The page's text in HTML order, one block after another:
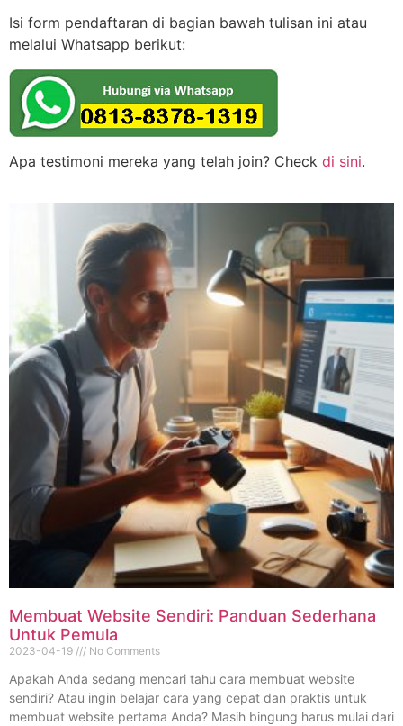
Isi form pendaftaran di bagian bawah tulisan ini atau
melalui Whatsapp berikut:
Apa testimoni mereka yang telah join? Check di sini.
Membuat Website Sendiri: Panduan Sederhana
Untuk Pemula
2023-04-19 No Comments
Apakah Anda sedang mencari tahu cara membuat website
sendiri? Atau ingin belajar cara yang cepat dan praktis untuk
membuat website pertama Anda? Masih bingung harus mulai dari